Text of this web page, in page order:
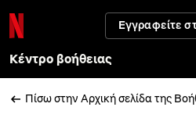
Εγγραφείτε
Κέντρο βοήθειας
Πίσω στην Αρχική σελίδα της